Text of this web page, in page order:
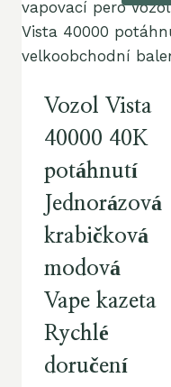
Vozol Vista
40000 40K
potáhnutí
Jednorázová
krabičková
modová
Vape kazeta
Rychlé
doručení